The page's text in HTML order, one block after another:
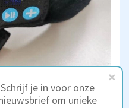
© Matrassencheck
Schrijf je in voor onze
om unieke